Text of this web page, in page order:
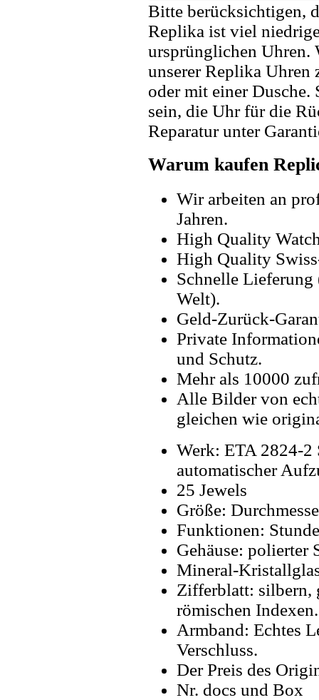
Bitte berücksichtigen,
Replika ist viel
ursprünglichen Uhren.
unserer Replika Uhren
oder mit einer
sein, die Uhr für die
Reparatur unter
Warum kaufen
Wir arbeiten an
Jahren.
High Quality
High Quality
Schnelle Lieferung
Welt).
Geld-Zurück-
Private
und Schutz.
Mehr als 10000
Alle Bilder von
gleichen wie
Werk: ETA 2824-2
automatischer
25 Jewels
Größe:
Funktionen:
Gehäuse: polierter
Mineral-
Zifferblatt: silbern,
römischen Indexen.
Armband: Echtes
Verschluss.
Der Preis des
Nr. docs und Box